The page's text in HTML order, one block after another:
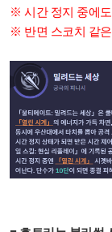
※ 시간 정지 중에
※ 반면 스코치 같